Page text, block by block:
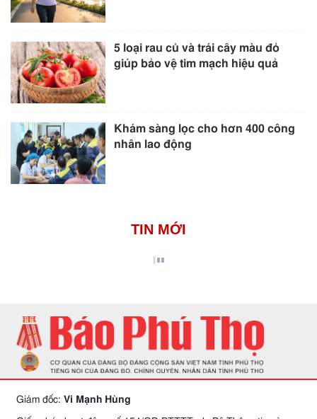
5 loại rau củ và trái cây màu đỏ
giúp bảo vệ tim mạch hiệu quả
Khám sàng lọc cho hơn 400 công
nhân lao động
TIN MỚI
Giám đốc: Vi Mạnh Hùng